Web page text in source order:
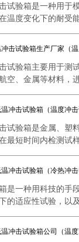
试验箱是一种用于
温度变化下的耐受
击试验箱生产厂家（
试验箱主要用于测
空、金属等材料，
冲击试验箱（温度冲
试验箱是金属、塑
最短时间内检测试
冲击试验箱（冷热冲
是一种用科技的手
的适应性试验，以
冲击试验箱公司（温